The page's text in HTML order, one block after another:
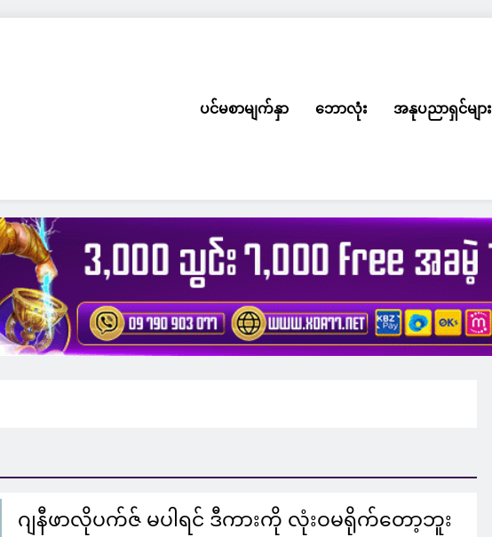
ပင်မစာမျက်နှာ ဘောလုံး အနုပညာရှင်များ
ဂျနီဖာလိုပက်ဇ် မပါရင် ဒီကားကို လုံးဝမရိုက်တော့ဘူး